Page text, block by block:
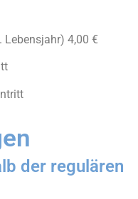
Lebensjahr) 4,00 €
der regulären